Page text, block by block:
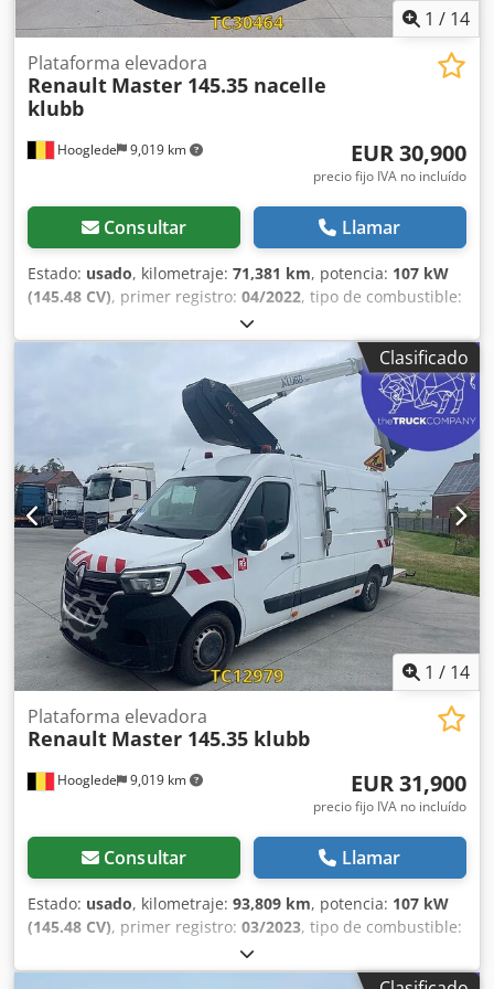
neumático derecho: 6 mm Peso en vacío: 3.075 kg
Chedpfxezrb Udo Aidja Carga útil: 425 kg MMA: 3.500 kg
Daños: ninguno
1 / 14
Hooglede 9,019 km
Plataforma elevadora
Renault Master 145.35 nacelle
klubb
EUR 30,900
precio fijo IVA no incluído
Consultar Llamar
Estado: usado, kilometraje: 71,381 km, potencia: 107 kW
(145.48 CV), primer registro: 04/2022, tipo de combustible:
, tamaño del neumático:
de ejes:4x2, combustible:diésel, color:otro, tipo de
, número de marchas:6, clase de
, amortiguación:acero, longitud total:6,750
2,070 mm, Año de fabricación:2022,
ABS, cierre centralizado, control de
crucero, espejo retrovisor eléctrico, regulación eléctrica
de las ventanillas , = Opciones y equipamiento adicionales
= Chedjzrblvjpfx Aidea - Llave de repuesto - Limitador de
velocidad - Control de estabilidad - Corriente alterna = Más
información = Medida de neumáticos: 225/65R16C Frenos:
Frenos de disco Suspensión: Suspensión de ballesta Eje
delantero: Dirigido; Dibujo del neumático izquierdo: 9 mm;
derecho: 9 mm Eje trasero: Dibujo del neumático
izquierdo: 10 mm; derecho: 10 mm Peso en vacío: 3.005 kg
Carga útil: 495 kg MMA: 3.500 kg Daños: Ninguno
Clasificado
1 / 14
Hooglede 9,019 km
Plataforma elevadora
Renault Master 145.35 klubb
EUR 31,900
precio fijo IVA no incluído
Consultar Llamar
Estado: usado, kilometraje: 93,809 km, potencia: 107 kW
(145.48 CV), primer registro: 03/2023, tipo de combustible:
, tamaño del neumático:
de ejes:4x2, combustible:diésel, color:otro, tipo de